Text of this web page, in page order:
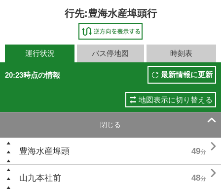
行先:豊海水産埠頭行
運行状況 バス停地図 時刻表
20:23時点の情報 最新情報に更新
地図表示に切り替える
閉じる 
豊海水産埠頭 49分 
山九本社前 48分 